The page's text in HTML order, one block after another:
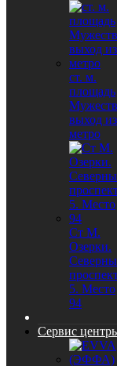
ст. м.
площадь
выход из
метро
Ст М.
Озерки.
5. Место
94
Сервис